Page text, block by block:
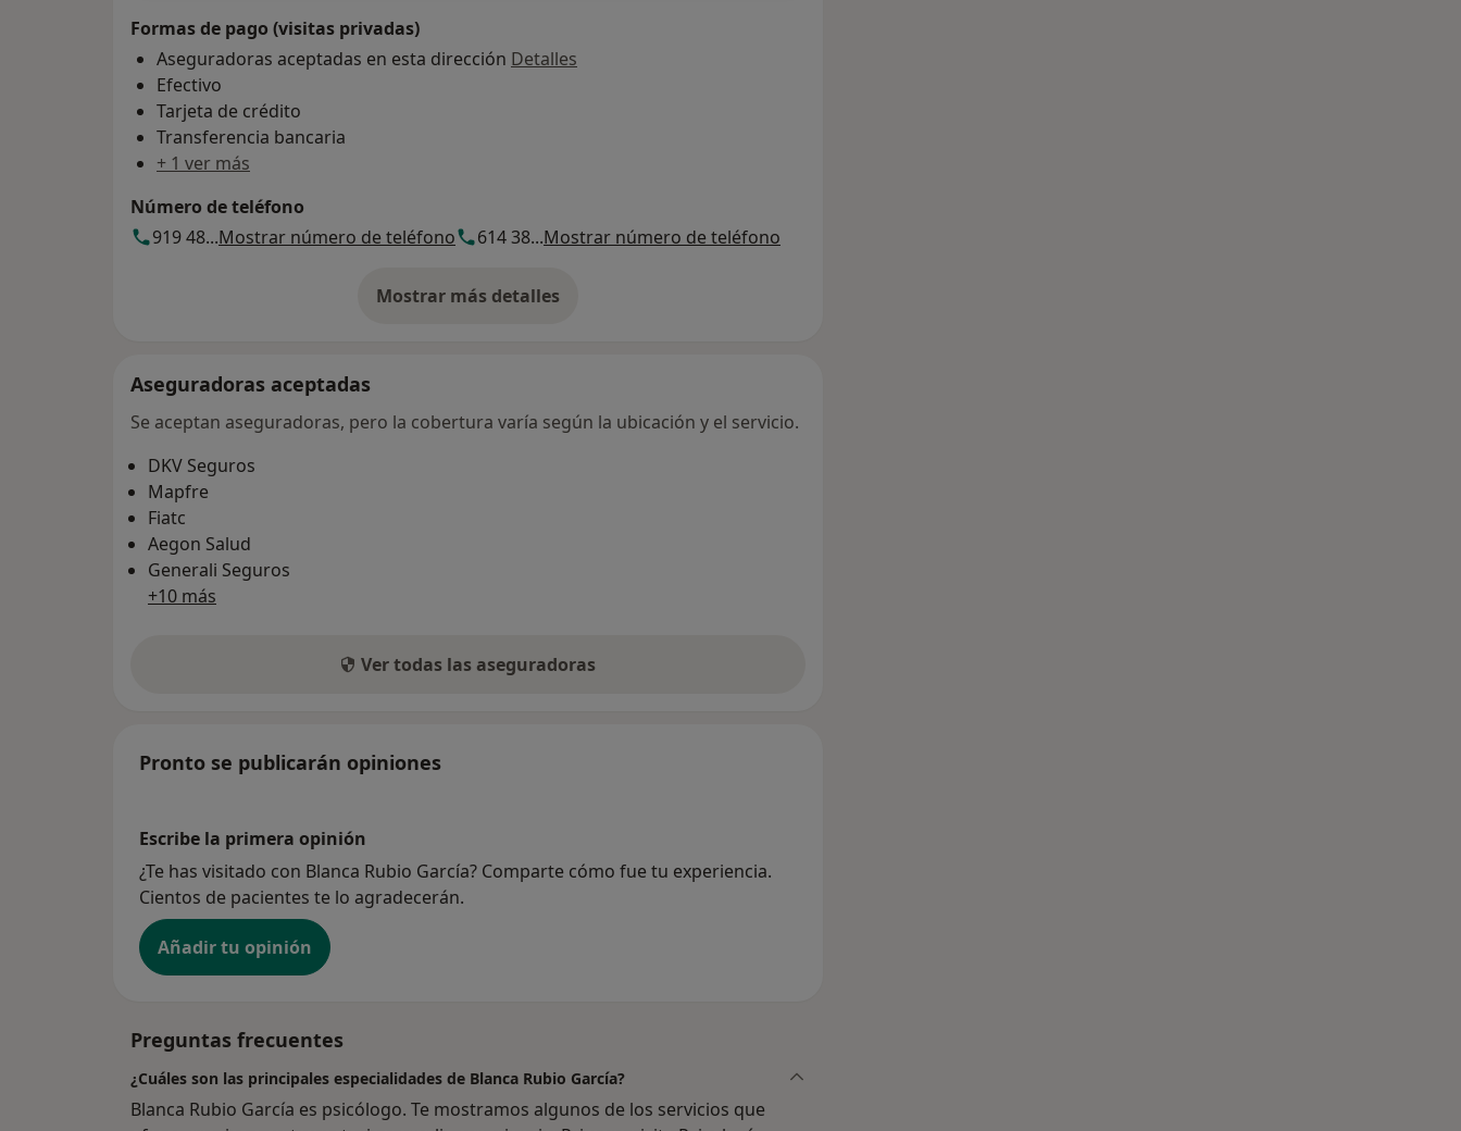
Formas de pago (visitas privadas)
Aseguradoras aceptadas en esta dirección Detalles
Efectivo
Tarjeta de crédito
Transferencia bancaria
+ 1 ver más
Número de teléfono
919 48...Mostrar número de teléfono 614 38...Mostrar número de teléfono
Mostrar más detalles
sobre la dirección
Aseguradoras aceptadas
Se aceptan aseguradoras, pero la cobertura varía según la ubicación y el servicio.
DKV Seguros
Mapfre
Fiatc
Aegon Salud
Generali Seguros
+10 más
Ver todas las aseguradoras
Pronto se publicarán opiniones
Escribe la primera opinión
¿Te has visitado con Blanca Rubio García? Comparte cómo fue tu experiencia.
Cientos de pacientes te lo agradecerán.
Añadir tu opinión
Preguntas frecuentes
¿Cuáles son las principales especialidades de Blanca Rubio García?
Blanca Rubio García es psicólogo. Te mostramos algunos de los servicios que